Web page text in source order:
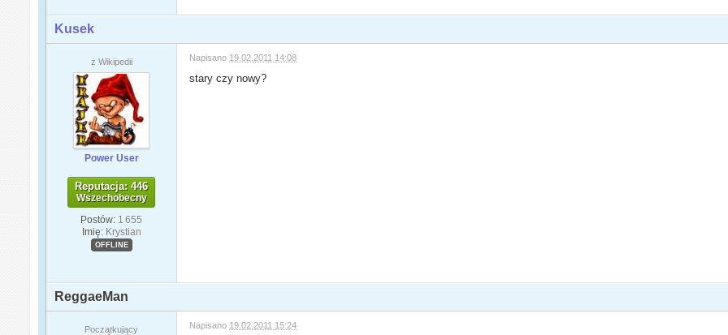
Kusek
z Wikipedii
Power User
Reputacja: 446
Wszechobecny
Postów: 1 655
Imię: Krystian
OFFLINE
Napisano 19.02.2011 14:08
stary czy nowy?
ReggaeMan
Początkujący Napisano 19.02.2011 15:24